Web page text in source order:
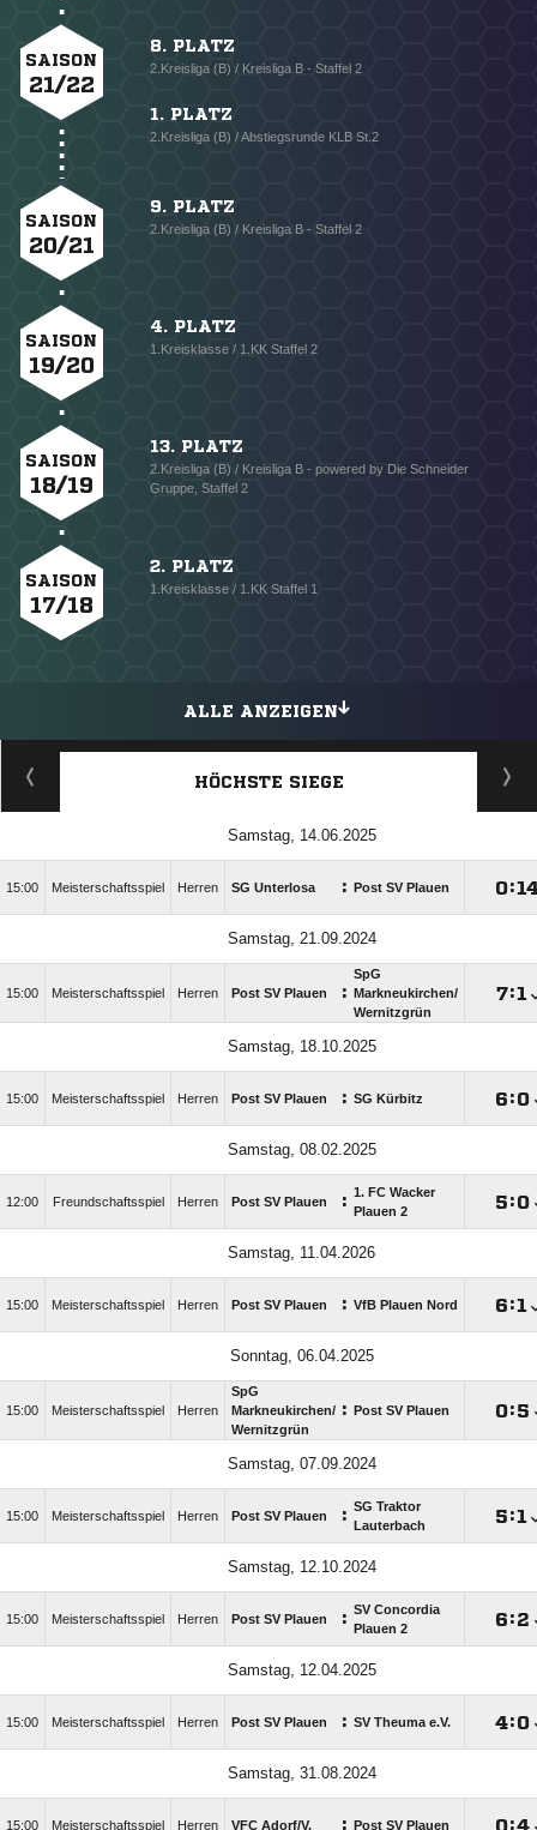
SAISON
21/22
8. PLATZ
2.Kreisliga (B) / Kreisliga B - Staffel 2
1. PLATZ
2.Kreisliga (B) / Abstiegsrunde KLB St.2
SAISON
20/21
9. PLATZ
2.Kreisliga (B) / Kreisliga B - Staffel 2
SAISON
19/20
4. PLATZ
1.Kreisklasse / 1.KK Staffel 2
SAISON
18/19
13. PLATZ
2.Kreisliga (B) / Kreisliga B - powered by Die Schneider
Gruppe, Staffel 2
SAISON
17/18
2. PLATZ
1.Kreisklasse / 1.KK Staffel 1
ALLE ANZEIGEN
HÖCHSTE SIEGE
Samstag, 14.06.2025
15:00 Meisterschaftsspiel Herren SG Unterlosa : Post SV Plauen :
Samstag, 21.09.2024
15:00 Meisterschaftsspiel Herren Post SV Plauen :
SpG
Markneukirchen/​
Wernitzgrün
:
Samstag, 18.10.2025
15:00 Meisterschaftsspiel Herren Post SV Plauen : SG Kürbitz :
Samstag, 08.02.2025
12:00 Freundschaftsspiel Herren Post SV Plauen : 1. FC Wacker
Plauen 2
:
Samstag, 11.04.2026
15:00 Meisterschaftsspiel Herren Post SV Plauen : VfB Plauen Nord :
Sonntag, 06.04.2025
15:00 Meisterschaftsspiel Herren
SpG
Markneukirchen/​
Wernitzgrün
: Post SV Plauen :
Samstag, 07.09.2024
15:00 Meisterschaftsspiel Herren Post SV Plauen : SG Traktor
Lauterbach
:
Samstag, 12.10.2024
15:00 Meisterschaftsspiel Herren Post SV Plauen : SV Concordia
Plauen 2
:
Samstag, 12.04.2025
15:00 Meisterschaftsspiel Herren Post SV Plauen : SV Theuma e.V. :
Samstag, 31.08.2024
15:00 Meisterschaftsspiel Herren VFC Adorf/​V. : Post SV Plauen :